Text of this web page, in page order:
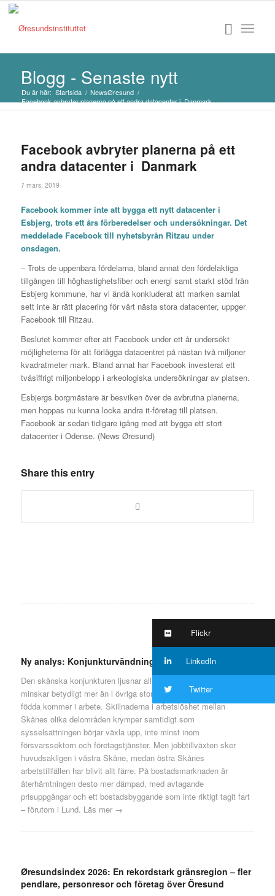
Blogg - Senaste nytt
Du är här: Startsida / NewsØresund /
Facebook avbryter planerna på ett andra datacenter i Danmark
Facebook avbryter planerna på ett
andra datacenter i Danmark
7 mars, 2019
Facebook kommer inte att bygga ett nytt datacenter i
Esbjerg, trots ett års förberedelser och undersökningar. Det
meddelade Facebook till nyhetsbyrån Ritzau under
onsdagen.
– Trots de uppenbara fördelarna, bland annat den fördelaktiga
tillgången till höghastighetsfiber och energi samt starkt stöd från
Esbjerg kommune, har vi ändå konkluderat att marken samlat
sett inte är rätt placering för vårt nästa stora datacenter, uppger
Facebook till Ritzau.
Beslutet kommer efter att Facebook under ett år undersökt
möjligheterna för att förlägga datacentret på nästan två miljoner
kvadratmeter mark. Bland annat har Facebook investerat ett
tvåsiffrigt miljonbelopp i arkeologiska undersökningar av platsen.
Esbjergs borgmästare är besviken över de avbrutna planerna,
men hoppas nu kunna locka andra it-företag till platsen.
Facebook är sedan tidigare igång med att bygga ett stort
datacenter i Odense. (News Øresund)
Share this entry
Ny analys: Konjunkturvändningen i Skåne tar fart
Den skånska konjunkturen ljusnar allt mer. Arbetslösheten
minskar betydligt mer än i övriga storstadslän och fler utrikes
födda kommer i arbete. Skillnaderna i arbetslöshet mellan
Skånes olika delområden krymper samtidigt som
sysselsättningen börjar växla upp, inte minst inom
försvarssektorn och företagstjänster. Men jobbtillväxten sker
huvudsakligen i västra Skåne, medan östra Skånes
arbetstillfällen har blivit allt färre. På bostadsmarknaden är
återhämtningen desto mer dämpad, med avtagande
prisuppgångar och ett bostadsbyggande som inte riktigt tagit fart
– förutom i Lund. Läs mer →
Øresundsindex 2026: En rekordstark gränsregion – fler
pendlare, personresor och företag över Öresund
Flickr
LinkedIn
Twitter